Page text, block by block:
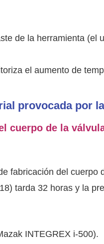
de la herramienta (el
el aumento de
provocada por
cuerpo de la
fabricación del cuerpo
tarda 32 horas y la
INTEGREX i-500).